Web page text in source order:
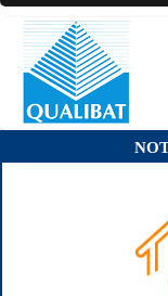
- Entreprise de rénovation
- Entreprise de rénovation
- Entreprise de rénovation
- Entreprise de rénovation
- Entreprise de rénovation
- Entreprise de rénovation
- Entreprise de rénovation
- Entreprise de rénovation
- Entreprise de rénovation
- Entreprise de rénovation
- Entreprise de rénovation